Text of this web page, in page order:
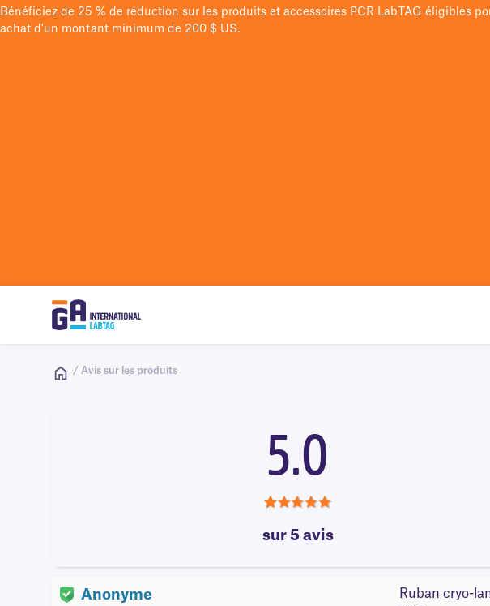
Bénéficiez de 25 % de réduction sur les produits et accessoires PCR LabTAG éligibles
achat d'un montant minimum de 200 $ US.
/ Avis sur les produits
5.0
sur 5 avis
Anonyme
Ruban cryo-